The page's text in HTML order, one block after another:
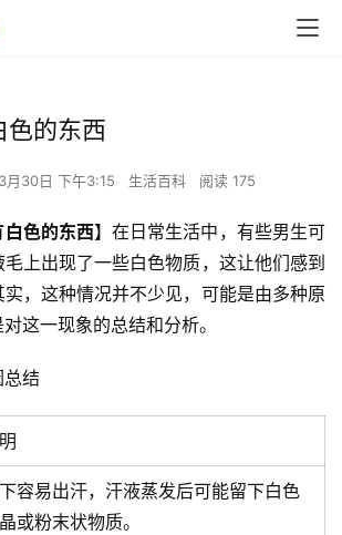
色的东西
月30日 下午3:15 生活百科 阅读 175
色的东西】在日常生活中，有些男生可
上出现了一些白色物质，这让他们感到
，这种情况并不少见，可能是由多种原
这一现象的总结和分析。
结
容易出汗，汗液蒸发后可能留下白色
或粉末状物质。